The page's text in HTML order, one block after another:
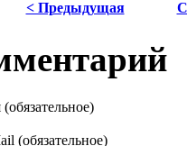
< Предыдущая
(обязательное)